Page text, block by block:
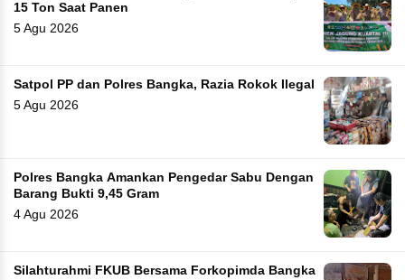
15 Ton Saat Panen
5 Agu 2026
Satpol PP dan Polres Bangka, Razia Rokok Ilegal
5 Agu 2026
Polres Bangka Amankan Pengedar Sabu Dengan
Barang Bukti 9,45 Gram
4 Agu 2026
Silahturahmi FKUB Bersama Forkopimda Bangka